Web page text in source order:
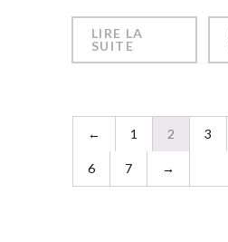
LIRE LA
SUITE
← 1 2 3
6 7 →